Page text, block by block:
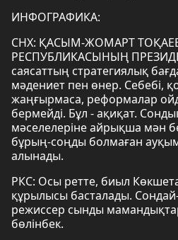
ИНФОГРАФИКА:
СНХ: ҚАСЫМ-ЖОМАРТ
РЕСПУБЛИКАСЫНЫҢ
саясаттың стратегиялық
мәдениет пен өнер. Себебі,
жаңғырмаса, реформалар
бермейді. Бұл - ақиқат.
мәселелеріне айрықша мән
бұрың-соңды болмаған
алынады.
РКС: Осы ретте, биыл
құрылысы басталады.
режиссер сынды
бөлінбек.